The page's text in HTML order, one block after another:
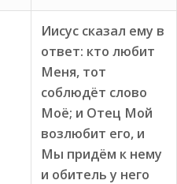
Иисус сказал ему в
ответ: кто любит
Меня, тот
соблюдёт слово
Моё; и Отец Мой
возлюбит его, и
Мы придём к нему
и обитель у него